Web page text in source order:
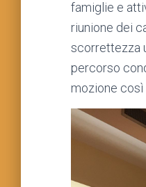
famiglie e
riunione dei
scorrettezza
percorso
mozione così